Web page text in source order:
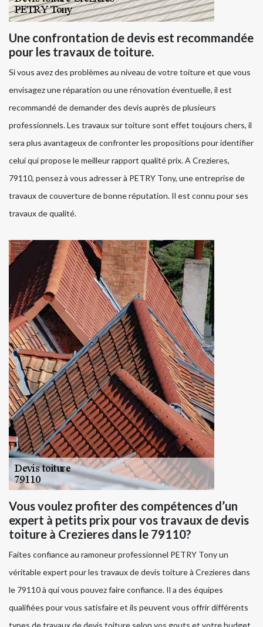
Une confrontation de devis est recommandée
pour les travaux de toiture.
Si vous avez des problèmes au niveau de votre toiture et que vous
envisagez une réparation ou une rénovation éventuelle, il est
recommandé de demander des devis auprès de plusieurs
professionnels. Les travaux sur toiture sont effet toujours chers, il
sera plus avantageux de confronter les propositions pour identifier
celui qui propose le meilleur rapport qualité prix. A Crezieres,
79110, pensez à vous adresser à PETRY Tony, une entreprise de
travaux de couverture de bonne réputation. Il est connu pour ses
travaux de qualité.
Vous voulez profiter des compétences d’un
expert à petits prix pour vos travaux de devis
toiture à Crezieres dans le 79110?
Faites confiance au ramoneur professionnel PETRY Tony un
véritable expert pour les travaux de devis toiture à Crezieres dans
le 79110 à qui vous pouvez faire confiance. Il a des équipes
qualifiées pour vous satisfaire et ils peuvent vous offrir différents